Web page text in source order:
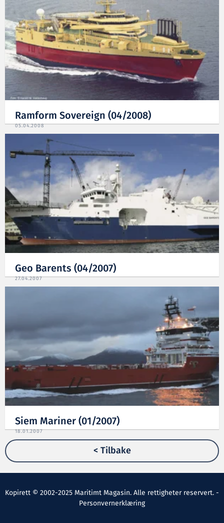
Ramform Sovereign (04/2008)
05.04.2008
Geo Barents (04/2007)
27.04.2007
Siem Mariner (01/2007)
18.01.2007
< Tilbake
Kopirett © 2002-2025 Maritimt Magasin. Alle rettigheter reservert. -
Personvernerklæring